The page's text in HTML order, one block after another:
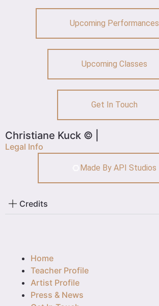
Christiane Kuck © |
Legal Info
Made By API Studios
Upcoming Performances
Upcoming Classes
Get In Touch
Credits
Home
Teacher Profile
Artist Profile
Press & News